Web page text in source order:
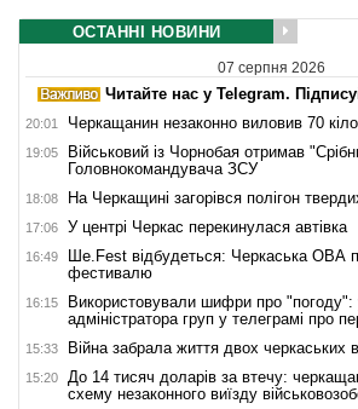
ОСТАННІ НОВИНИ
07 серпня 2026
Читайте нас у Telegram.
20:01 Черкащанин незаконно виловив 70
19:05
Військовий із Чорнобая отримав
Головнокомандувача ЗСУ
18:08 На Черкащині загорівся полігон
17:06 У центрі Черкас перекинулася автівка
16:49
Ше.Fest відбудеться: Черкаська ОВА
фестивалю
16:15
Використовували шифри про
адміністратора груп у телеграмі про
15:33 Війна забрала життя двох черкаських
15:20
До 14 тисяч доларів за втечу:
схему незаконного виїзду